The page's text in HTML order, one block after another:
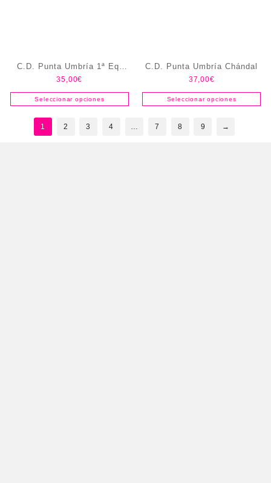
C.D. Punta Umbría 1ª Eq.
(Pack) portero
35,00€
Seleccionar opciones
C.D. Punta Umbría Chándal
37,00€
Seleccionar opciones
1 2 3 4 … 7 8 9 →